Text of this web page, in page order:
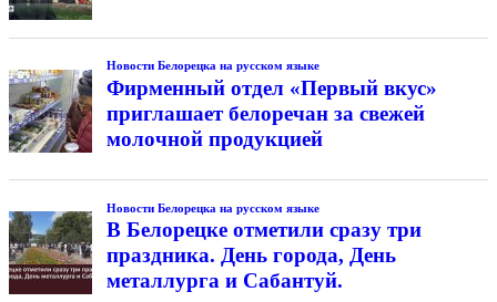
Новости Белорецка на русском языке
Фирменный отдел «Первый вкус»
приглашает белоречан за свежей
молочной продукцией
Новости Белорецка на русском языке
В Белорецке отметили сразу три
праздника. День города, День
металлурга и Сабантуй.